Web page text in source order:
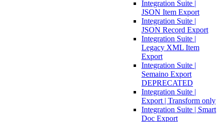
Integration Suite |
JSON Item Export
Integration Suite |
JSON Record Export
Integration Suite |
Legacy XML Item
Export
Integration Suite |
Semaino Export
DEPRECATED
Integration Suite |
Export | Transform only
Integration Suite | Smart
Doc Export